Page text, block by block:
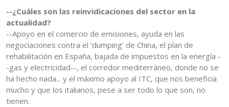
--¿Cuáles son las reinvidicaciones del sector en la
actualidad?
--Apoyo en el comercio de emisiones, ayuda en las
negociaciones contra el ‘dumping’ de China, el plan de
rehabilitación en España, bajada de impuestos en la energía -
-gas y electricidad--, el corredor mediterráneo, donde no se
ha hecho nada... y el máximo apoyo al ITC, que nos beneficia
mucho y que los italianos, pese a ser todo lo que son, no
tienen.